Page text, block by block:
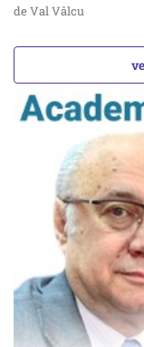
de Val Vâlcu